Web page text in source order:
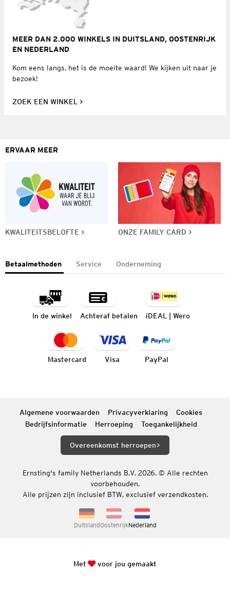
MEER DAN 2.000 WINKELS IN DUITSLAND, OOSTENRIJK
EN NEDERLAND
Kom eens langs, het is de moeite waard! We kijken uit naar je
bezoek!
ZOEK EEN WINKEL
ERVAAR MEER
KWALITEITSBELOFTE ONZE FAMILY CARD
Betaalmethoden Service Onderneming
In de winkel Achteraf betalen iDEAL | Wero
Mastercard Visa PayPal
Algemene voorwaarden Privacyverklaring
Cookies
Bedrijfsinformatie
Herroeping Toegankelijkheid
Overeenkomst herroepen
Ernsting's family Netherlands B.V. 2026. © Alle rechten
voorbehouden.
Alle prijzen zijn inclusief BTW, exclusief verzendkosten.
DuitslandOostenrijkNederland
Met voor jou gemaakt